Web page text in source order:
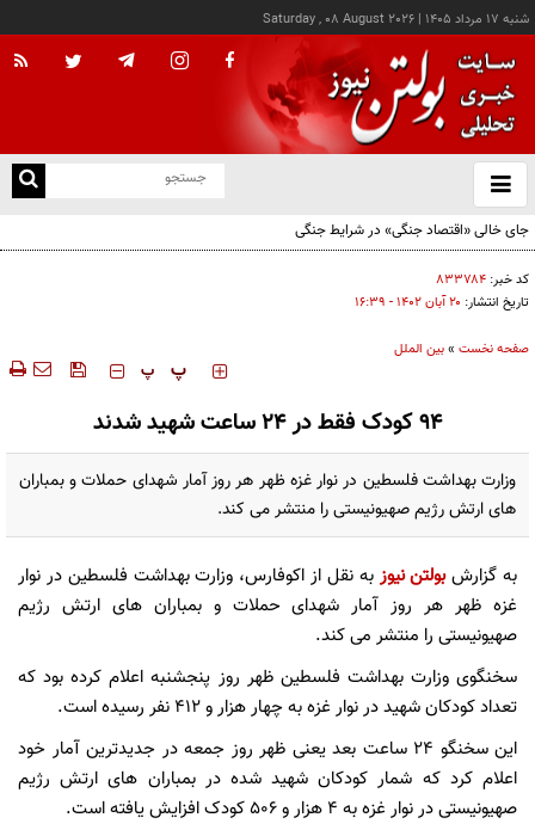
شنبه ۱۷ مرداد ۱۴۰۵ |
Saturday , 08 August 2026
باز
و
جای خالی «اقتصاد جنگی» در شرایط جنگی
کد خبر: ۸۳۳۷۸۴
تاریخ انتشار: ۲۰ آبان ۱۴۰۲ - ۱۶:۳۹
صفحه نخست »بین الملل
‍‍‍ پ پ
۹۴ کودک فقط در ۲۴ ساعت شهید شدند
وزارت بهداشت فلسطین در نوار غزه ظهر هر روز آمار شهدای حملات و بمباران
های ارتش رژیم صهیونیستی را منتشر می کند.
به گزارشبولتن نیوز به نقل از اکوفارس، وزارت بهداشت فلسطین در نوار
غزه ظهر هر روز آمار شهدای حملات و بمباران های ارتش رژیم
صهیونیستی را منتشر می کند.
سخنگوی وزارت بهداشت فلسطین ظهر روز پنجشنبه اعلام کرده بود که
تعداد کودکان شهید در نوار غزه به چهار هزار و ۴۱۲ نفر رسیده است.
این سخنگو ۲۴ ساعت بعد یعنی ظهر روز جمعه در جدیدترین آمار خود
اعلام کرد که شمار کودکان شهید شده در بمباران های ارتش رژیم
صهیونیستی در نوار غزه به ۴ هزار و ۵۰۶ کودک افزایش یافته است.